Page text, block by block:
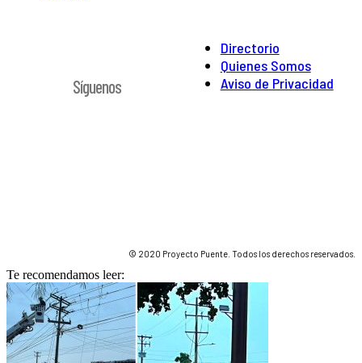
Directorio
Quienes Somos
Aviso de Privacidad
Síguenos
© 2020 Proyecto Puente. Todos los derechos reservados.
Te recomendamos leer: